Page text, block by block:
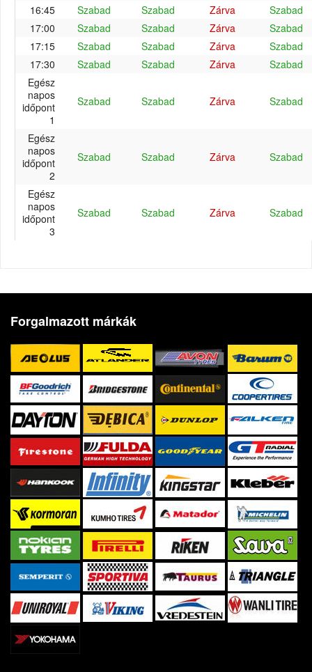
16:45
Szabad Szabad Zárva
Szabad
17:00
Szabad Szabad Zárva
Szabad
17:15
Szabad Szabad Zárva
Szabad
17:30
Szabad Szabad Zárva
Szabad
Egész
napos
időpont
1
Szabad Szabad Zárva Szabad
Egész
napos
időpont
2
Szabad Szabad Zárva Szabad
Egész
napos
időpont
3
Szabad Szabad Zárva Szabad
Forgalmazott márkák